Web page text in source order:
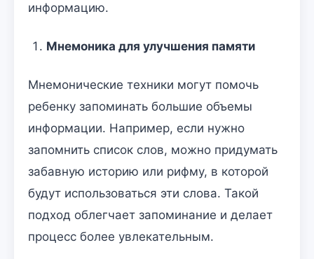
информацию.
Мнемоника для улучшения памяти
Мнемонические техники могут помочь
ребенку запоминать большие объемы
информации. Например, если нужно
запомнить список слов, можно придумать
забавную историю или рифму, в которой
будут использоваться эти слова. Такой
подход облегчает запоминание и делает
процесс более увлекательным.